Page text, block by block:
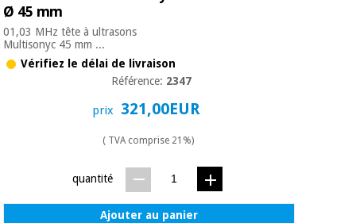
Ø 45 mm
01,03 MHz tête à ultrasons
Multisonyc 45 mm ...
Vérifiez le délai de livraison
Référence: 2347
prix 321,00EUR
( TVA comprise 21%)
quantité
Ajouter au panier